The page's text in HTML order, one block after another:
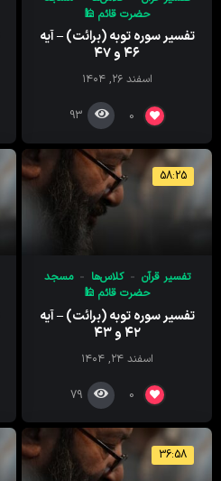
حضرت قائم 🕌
تفسیر سوره توبه (برائت) – آیه
۴۶ و ۴۷
اسفند ۲۶, ۱۴۰۴
0
93
58:25
تفسیر قرآن کلاس‌ها
مسجد
حضرت قائم 🕌
تفسیر سوره توبه (برائت) – آیه
۴۲ و ۴۳
اسفند ۲۴, ۱۴۰۴
0
79
36:58